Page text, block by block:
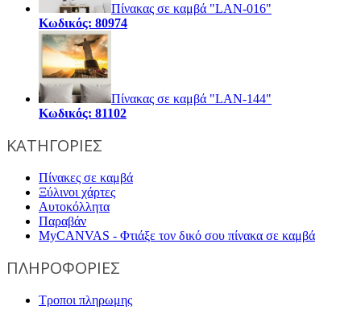
Πίνακας σε καμβά "LAN-016"
Κωδικός: 80974
Πίνακας σε καμβά "LAN-144"
Κωδικός: 81102
ΚΑΤΗΓΟΡΙΕΣ
Πίνακες σε καμβά
Ξύλινοι χάρτες
Αυτοκόλλητα
Παραβάν
MyCANVAS - Φτιάξε τον δικό σου πίνακα σε καμβά
ΠΛΗΡΟΦΟΡΙΕΣ
Τροποι πληρωμης